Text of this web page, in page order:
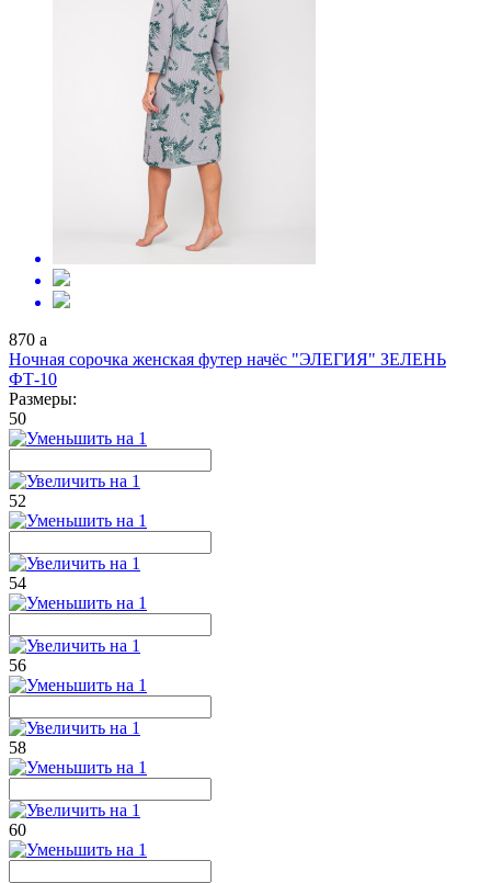
870 a
Ночная сорочка женская футер начёс "ЭЛЕГИЯ" ЗЕЛЕНЬ
ФТ-10
Размеры:
50
52
54
56
58
60